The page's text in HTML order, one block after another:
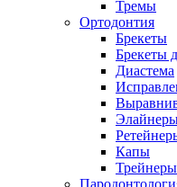
Тремы
Ортодонтия
Брекеты
Брекеты
Диастема
Капы
Трейнеры